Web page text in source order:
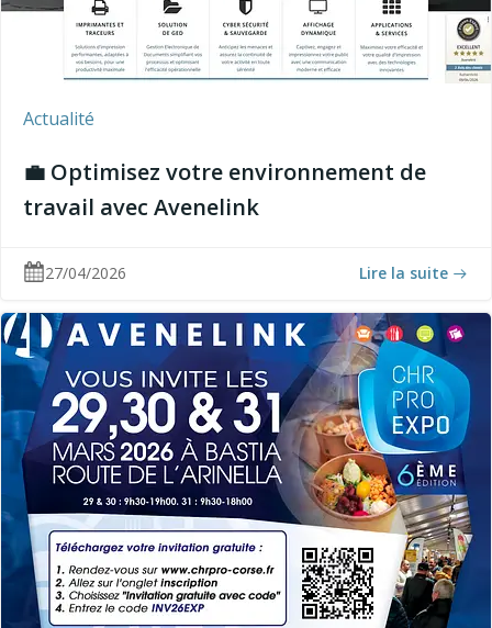
Actualité
💼 Optimisez votre environnement de
travail avec Avenelink
27/04/2026 Lire la suite